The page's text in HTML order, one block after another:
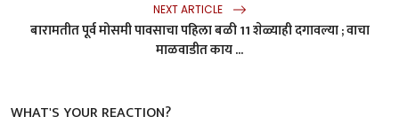
NEXT ARTICLE
बारामतीत पूर्व मोसमी पावसाचा पहिला बळी 11 शेळ्याही दगावल्या ; वाचा
माळवाडीत काय ...
WHAT'S YOUR REACTION?